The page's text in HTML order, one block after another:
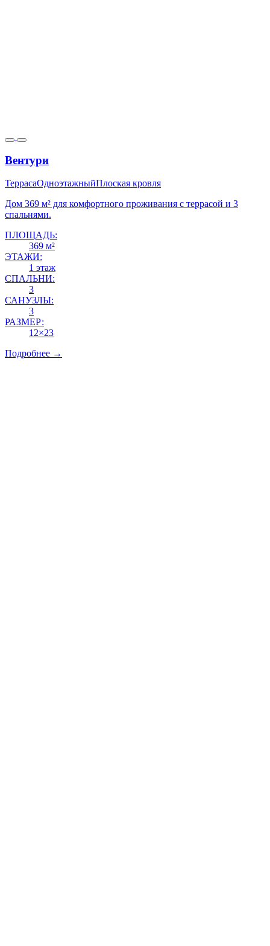
Вентури
ТеррасаОдноэтажныйПлоская кровля
Дом 369 м² для комфортного проживания с террасой и 3
спальнями.
ПЛОЩАДЬ:
369 м²
ЭТАЖИ:
1 этаж
СПАЛЬНИ:
3
САНУЗЛЫ:
3
РАЗМЕР:
12×23
Подробнее →